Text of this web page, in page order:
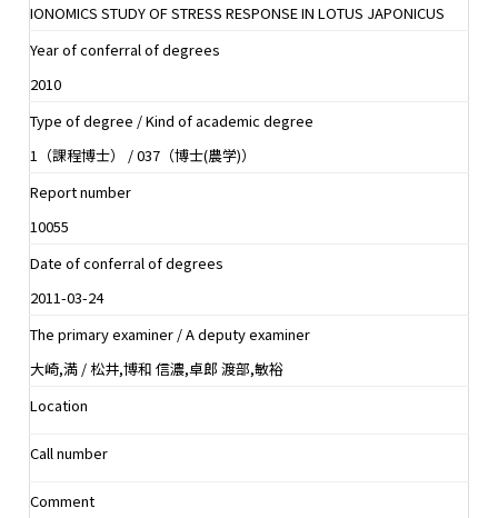
IONOMICS STUDY OF STRESS RESPONSE IN LOTUS JAPONICUS
Year of conferral of degrees
2010
Type of degree / Kind of academic degree
1（課程博士） / 037（博士(農学)）
Report number
10055
Date of conferral of degrees
2011-03-24
The primary examiner / A deputy examiner
大崎,満 / 松井,博和 信濃,卓郎 渡部,敏裕
Location
Call number
Comment